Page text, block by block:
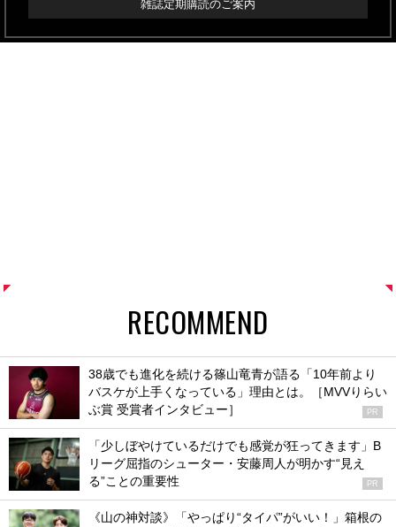
雑誌定期購読のご案内
RECOMMEND
38歳でも進化を続ける篠山竜青が語る「10年前より
バスケが上手くなっている」理由とは。［MVVりらい
ぶ賞 受賞者インタビュー］
PR
「少しぼやけているだけでも感覚が狂ってきます」B
リーグ屈指のシューター・安藤周人が明かす“見え
る”ことの重要性
PR
《山の神対談》「やっぱり“タイパ”がいい！」箱根の